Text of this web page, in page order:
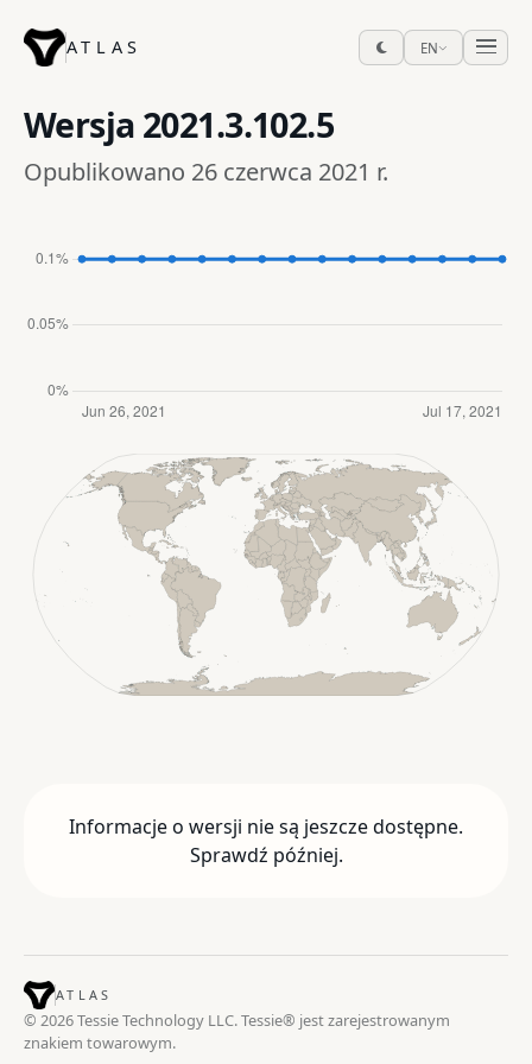
ATLAS EN
Wersja 2021.3.102.5
Opublikowano 26 czerwca 2021 r.
Informacje o wersji nie są jeszcze dostępne.
Sprawdź później.
ATLAS
© 2026 Tessie Technology LLC. Tessie® jest zarejestrowanym
znakiem towarowym.